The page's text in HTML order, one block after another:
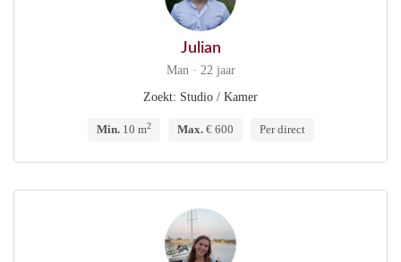
Julian
Man · 22 jaar
Zoekt: Studio / Kamer
Min.10 m2 Max.€ 600 Per direct